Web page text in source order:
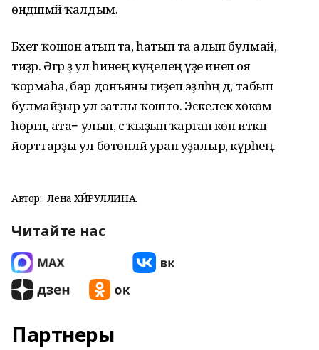
өндәшмәй ҡалдым.
Бәхет ҡошон атып та, һатып та алып булмай,
тиҙәр. Әгәр ҙә ул һинең күңелеңә үҙе инеп оя
ҡормаһа, бар донъяны гиҙеп эҙләһәң дә, табып
булмайҙыр ул затлы ҡошто. Эскелек хөкөм
һөргән, ата− улын, әсә ҡыҙын ҡарғап көн иткән
йорттарҙы ул бөтөнләй урап уҙалыр, күрәһең.
Автор: Лена ХӘЙРУЛЛИНА.
Читайте нас
Партнеры